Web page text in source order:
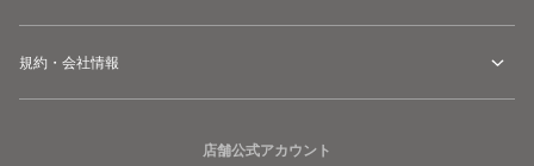
規約・会社情報
店舗公式アカウント